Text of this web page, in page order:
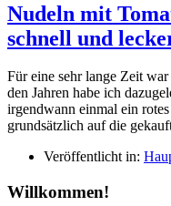
Nudeln mit
schnell und
Für eine sehr lange Zeit
den Jahren habe ich
irgendwann einmal ein
grundsätzlich auf die
Veröffentlicht in:
Willkommen!